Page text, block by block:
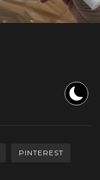
PINTEREST